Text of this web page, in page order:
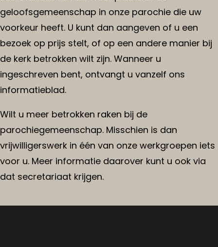
geloofsgemeenschap in onze parochie die uw
voorkeur heeft. U kunt dan aangeven of u een
bezoek op prijs stelt, of op een andere manier bij
de kerk betrokken wilt zijn. Wanneer u
ingeschreven bent, ontvangt u vanzelf ons
informatieblad.
Wilt u meer betrokken raken bij de
parochiegemeenschap. Misschien is dan
vrijwilligerswerk in één van onze werkgroepen iets
voor u. Meer informatie daarover kunt u ook via
dat secretariaat krijgen.